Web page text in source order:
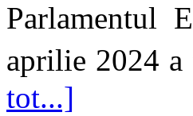
Parlamentul
aprilie 2024
tot...]